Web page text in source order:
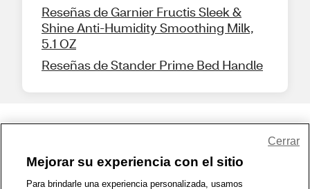
Reseñas de Garnier Fructis Sleek &
Shine Anti-Humidity Smoothing Milk,
5.1 OZ
Reseñas de Stander Prime Bed Handle
1-800-679-9691 | Contáctenos | Términos de Uso | Accesibilidad
Mejorar su experiencia con el sitio
Para brindarle una experiencia personalizada, usamos
Cerrar